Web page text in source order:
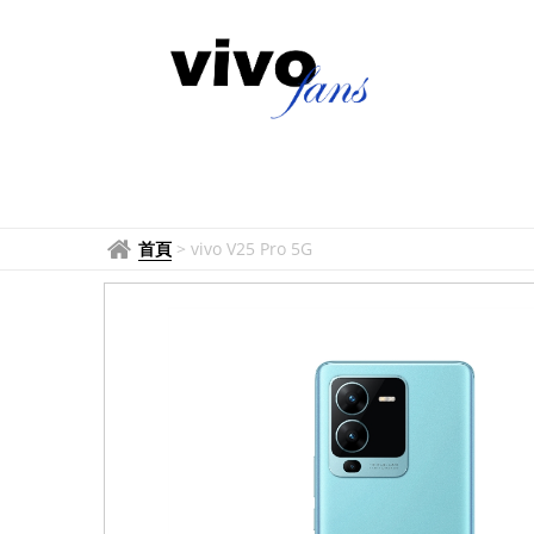
首頁 > vivo V25 Pro 5G